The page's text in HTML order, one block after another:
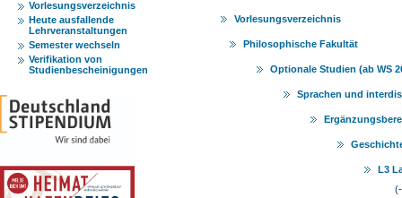
Vorlesungsverzeichnis
Heute ausfallende
Lehrveranstaltungen
Semester wechseln
Verifikation von
Studienbescheinigungen
Vorlesungsverzeichnis
Philosophische Fakultät
Optionale Studien (ab WS
Sprachen und
L3